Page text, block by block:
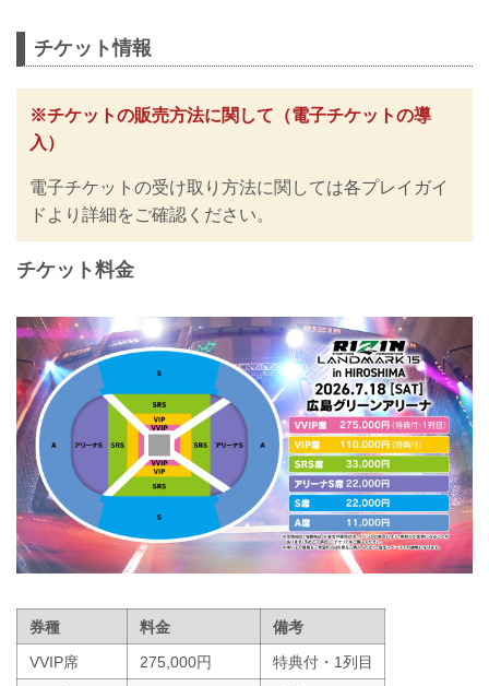
チケット情報
※チケットの販売方法に関して（電子チケットの導
入）
電子チケットの受け取り方法に関しては各プレイガイ
ドより詳細をご確認ください。
チケット料金
券種 料金
備考
VVIP席
275,000円
特典付・1列目